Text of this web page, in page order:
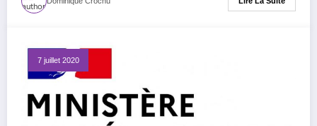
7 juillet 2020